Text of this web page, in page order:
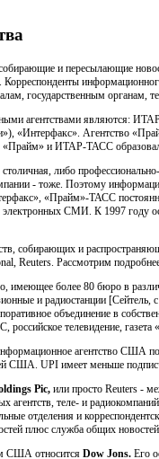
и пересылающие
государственным органам,
агентствами являются:
«Интерфакс». Агентство
«Прайм» и ИТАР-ТАСС
либо
- тоже. Поэтому
«Прайм»-ТАСС постоянно
СМИ. К 1997 году
собирающих и
Reuters. Рассмотрим
имеющее более 80 бюро в
и радиостанции
объединение в
телевидение, газета
агентство США
США. UPI имеет меньше
Pic, или просто Reuters -
теле- и
отделения и
плюс служба общих
США относится Dow Jons. Его